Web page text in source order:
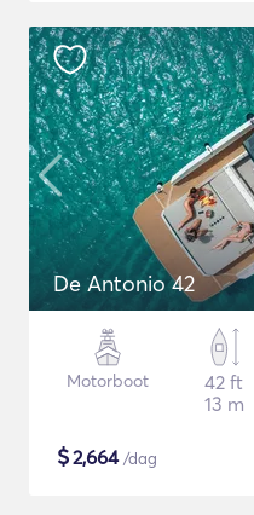
De Antonio 42
Motorboot
42 ft
13 m
$2,664/dag